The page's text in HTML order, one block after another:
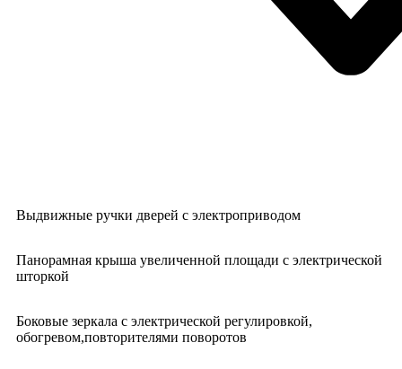
Выдвижные ручки дверей с электроприводом
Панорамная крыша увеличенной площади с электрической
шторкой
Боковые зеркала с электрической регулировкой,
обогревом,повторителями поворотов